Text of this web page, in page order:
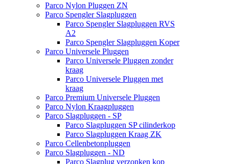
Parco Nylon Pluggen ZN
Parco Spengler Slagpluggen
Parco Spengler Slagpluggen RVS
A2
Parco Spengler Slagpluggen Koper
Parco Universele Pluggen
Parco Universele Pluggen zonder
kraag
Parco Universele Pluggen met
kraag
Parco Premium Universele Pluggen
Parco Nylon Kraagpluggen
Parco Slagpluggen - SP
Parco Slagpluggen SP cilinderkop
Parco Slagpluggen Kraag ZK
Parco Cellenbetonpluggen
Parco Slagpluggen - ND
Parco Slagplug verzonken kop